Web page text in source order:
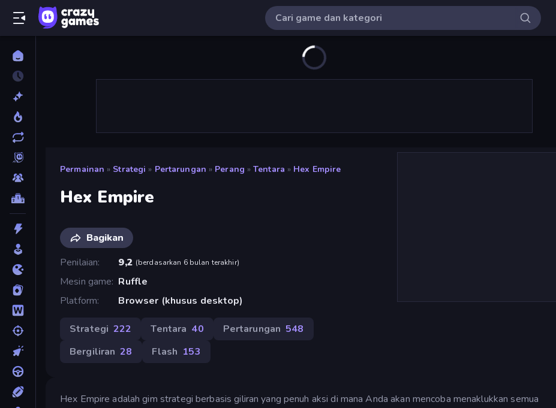
Permainan » Strategi » Pertarungan » Perang » Tentara » Hex Empire
Hex Empire
Bagikan
Penilaian
9,2 (berdasarkan 6 bulan terakhir)
Mesin game Ruffle
Platform
Browser (khusus desktop)
Strategi 222 Tentara 40 Pertarungan 548
Bergiliran 28 Flash 153
Hex Empire adalah gim strategi berbasis giliran yang penuh aksi di mana Anda akan mencoba menaklukkan semua